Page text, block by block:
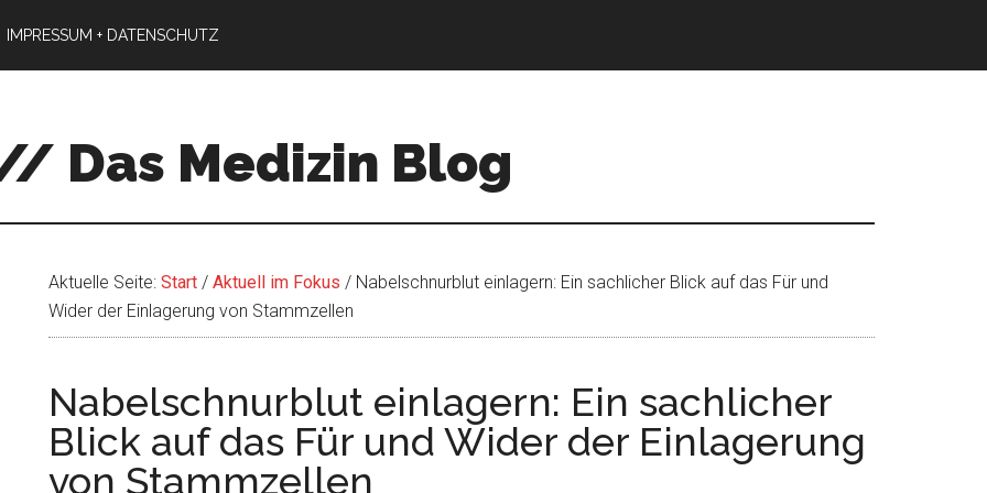
IMPRESSUM + DATENSCHUTZ
Das Medizin Blog
Aktuelle Seite: Start / Aktuell im Fokus / Nabelschnurblut einlagern: Ein sachlicher Blick auf das Für und
Wider der Einlagerung von Stammzellen
Nabelschnurblut einlagern: Ein sachlicher
Blick auf das Für und Wider der Einlagerung
von Stammzellen